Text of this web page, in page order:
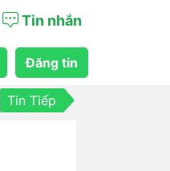
Tin nhắn
Đăng tin
Tin Tiếp